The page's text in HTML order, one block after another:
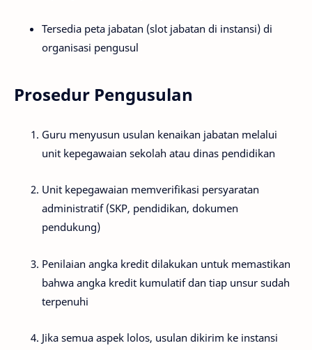
Tersedia peta jabatan (slot jabatan di instansi) di
organisasi pengusul
Prosedur Pengusulan
Guru menyusun usulan kenaikan jabatan melalui
unit kepegawaian sekolah atau dinas pendidikan
Unit kepegawaian memverifikasi persyaratan
administratif (SKP, pendidikan, dokumen
pendukung)
Penilaian angka kredit dilakukan untuk memastikan
bahwa angka kredit kumulatif dan tiap unsur sudah
terpenuhi
Jika semua aspek lolos, usulan dikirim ke instansi